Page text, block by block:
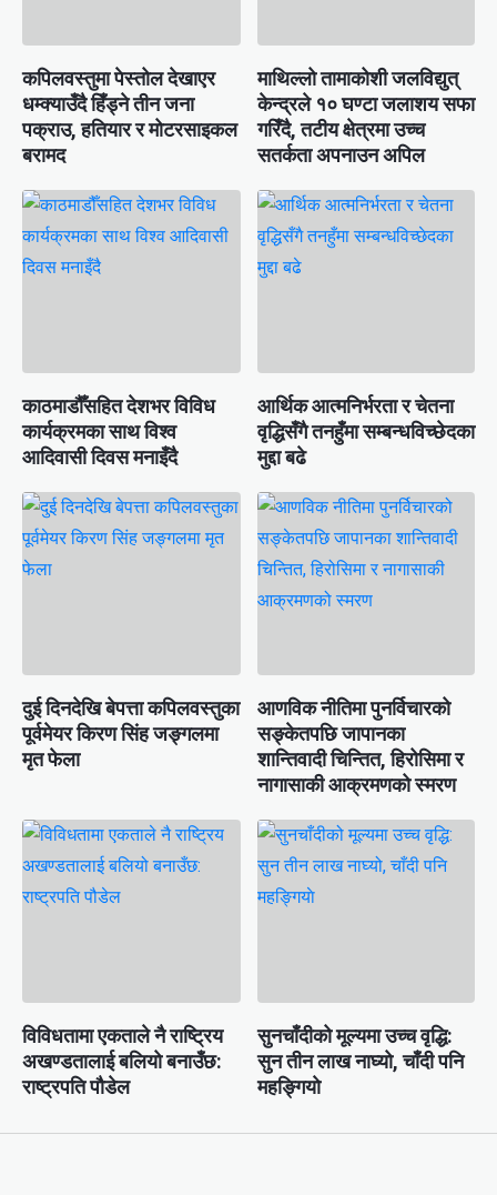
कपिलवस्तुमा पेस्तोल देखाएर
धम्क्याउँदै हिँड्ने तीन जना
पक्राउ, हतियार र मोटरसाइकल
बरामद
माथिल्लो तामाकोशी जलविद्युत्
केन्द्रले १० घण्टा जलाशय सफा
गरिँदै, तटीय क्षेत्रमा उच्च
सतर्कता अपनाउन अपिल
काठमाडौँसहित देशभर विविध
कार्यक्रमका साथ विश्व
आदिवासी दिवस मनाइँदै
आर्थिक आत्मनिर्भरता र चेतना
वृद्धिसँगै तनहुँमा सम्बन्धविच्छेदका
मुद्दा बढे
दुई दिनदेखि बेपत्ता कपिलवस्तुका
पूर्वमेयर किरण सिंह जङ्गलमा
मृत फेला
आणविक नीतिमा पुनर्विचारको
सङ्केतपछि जापानका
शान्तिवादी चिन्तित, हिरोसिमा र
नागासाकी आक्रमणको स्मरण
विविधतामा एकताले नै राष्ट्रिय
अखण्डतालाई बलियो बनाउँछ:
राष्ट्रपति पौडेल
सुनचाँदीको मूल्यमा उच्च वृद्धि:
सुन तीन लाख नाघ्यो, चाँदी पनि
महङ्गियाे